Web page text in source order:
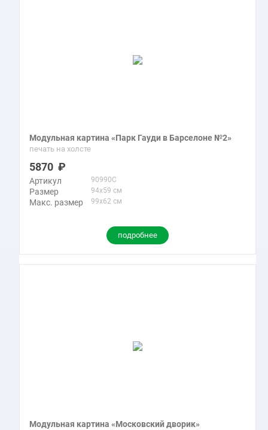
Модульная картина «Парк Гауди в Барселоне №2»
печать на холсте
5870
Артикул 90990C
Размер 94x59 см
Макс. размер 99x62 см
подробнее
Модульная картина «Московский дворик»